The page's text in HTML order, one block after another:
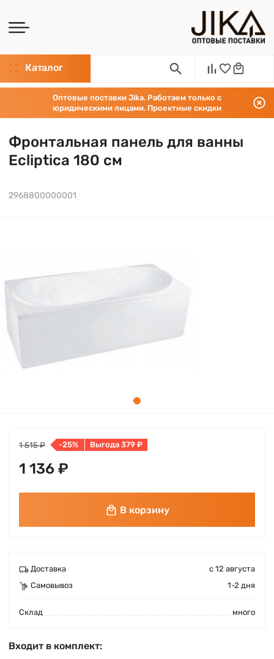
Каталог
Оптовые поставки Jika. Работаем только с
юридическими лицами. Проектные скидки
Фронтальная панель для ванны
Ecliptica 180 см
2968800000001
1 515 ₽ -25% Выгода 379 ₽
1 136 ₽
В корзину
Доставка
с 12 августа
Самовывоз
1-2 дня
Cклад много
Входит в комплект: